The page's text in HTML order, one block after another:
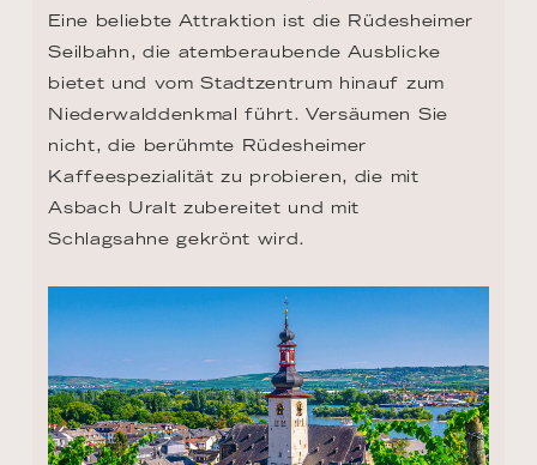
Eine beliebte Attraktion ist die Rüdesheimer
Seilbahn, die atemberaubende Ausblicke
bietet und vom Stadtzentrum hinauf zum
Niederwalddenkmal führt. Versäumen Sie
nicht, die berühmte Rüdesheimer
Kaffeespezialität zu probieren, die mit
Asbach Uralt zubereitet und mit
Schlagsahne gekrönt wird.